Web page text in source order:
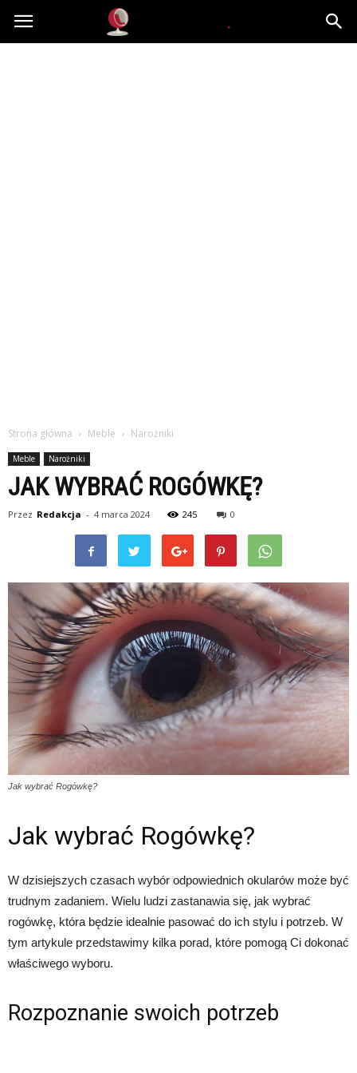
Dekoteria.pl
Strona główna Meble Narożniki
Meble Narożniki
JAK WYBRAĆ ROGÓWKĘ?
Przez Redakcja - 4 marca 2024 245 0
Jak wybrać Rogówkę?
Jak wybrać Rogówkę?
W dzisiejszych czasach wybór odpowiednich okularów może być
trudnym zadaniem. Wielu ludzi zastanawia się, jak wybrać
rogówkę, która będzie idealnie pasować do ich stylu i potrzeb. W
tym artykule przedstawimy kilka porad, które pomogą Ci dokonać
właściwego wyboru.
Rozpoznanie swoich potrzeb